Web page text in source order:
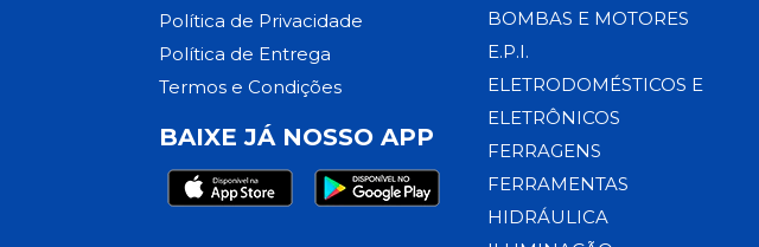
Política de Privacidade
Política de Entrega
Termos e Condições
BAIXE JÁ NOSSO APP
BOMBAS E MOTORES
E.P.I.
ELETRODOMÉSTICOS E
ELETRÔNICOS
FERRAGENS
FERRAMENTAS
HIDRÁULICA